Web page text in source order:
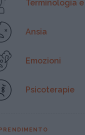
Terminologia
Ansia
Emozioni
Psicoterapie